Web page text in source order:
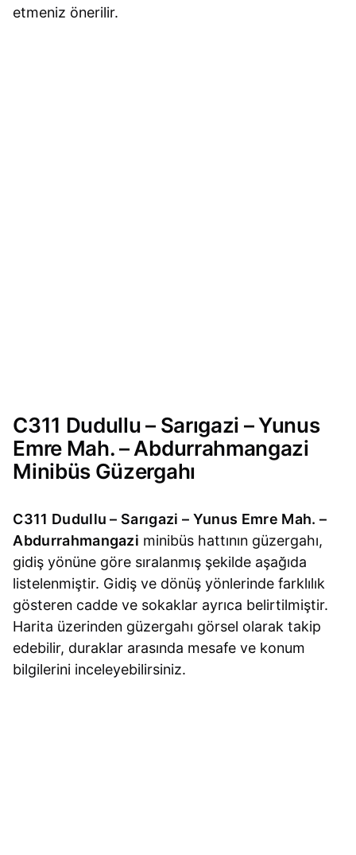
etmeniz önerilir.
C311 Dudullu – Sarıgazi – Yunus
Emre Mah. – Abdurrahmangazi
Minibüs Güzergahı
C311 Dudullu – Sarıgazi – Yunus Emre Mah. –
Abdurrahmangazi minibüs hattının güzergahı,
gidiş yönüne göre sıralanmış şekilde aşağıda
listelenmiştir. Gidiş ve dönüş yönlerinde farklılık
gösteren cadde ve sokaklar ayrıca belirtilmiştir.
Harita üzerinden güzergahı görsel olarak takip
edebilir, duraklar arasında mesafe ve konum
bilgilerini inceleyebilirsiniz.